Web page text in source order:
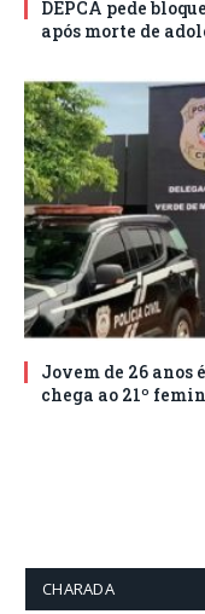
DEPCA pede
após morte de
Jovem de 26 anos
chega ao 21º
CHARADA